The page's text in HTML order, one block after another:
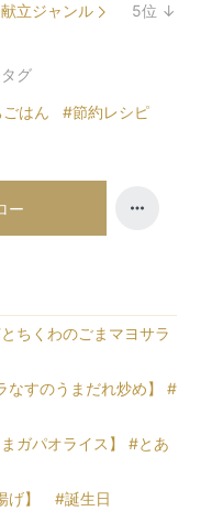
立ジャンル 5位 ↓
グ
はん #節約レシピ
ー
ちくわのごまマヨサラ
なすのうまだれ炒め】 #
ガパオライス】 #とあ
げ】 #誕生日